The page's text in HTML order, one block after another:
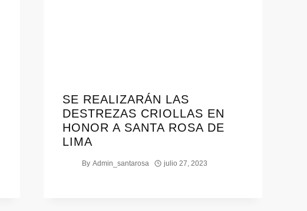
SE REALIZARÁN LAS
DESTREZAS CRIOLLAS EN
HONOR A SANTA ROSA DE
LIMA
By Admin_santarosa julio 27, 2023